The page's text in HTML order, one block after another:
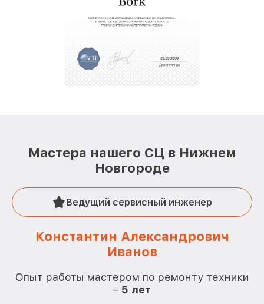
Мастера нашего СЦ в Нижнем
Новгороде
Ведущий сервисный инженер
Константин Александрович
Иванов
Опыт работы мастером по ремонту техники
– 5 лет